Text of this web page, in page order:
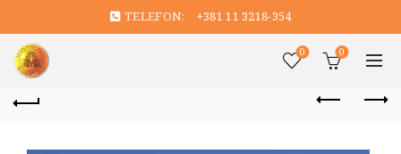
TELEFON: +381 11 3218-354
0 0